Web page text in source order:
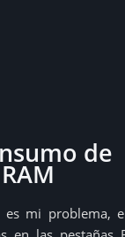
de
mi problema,